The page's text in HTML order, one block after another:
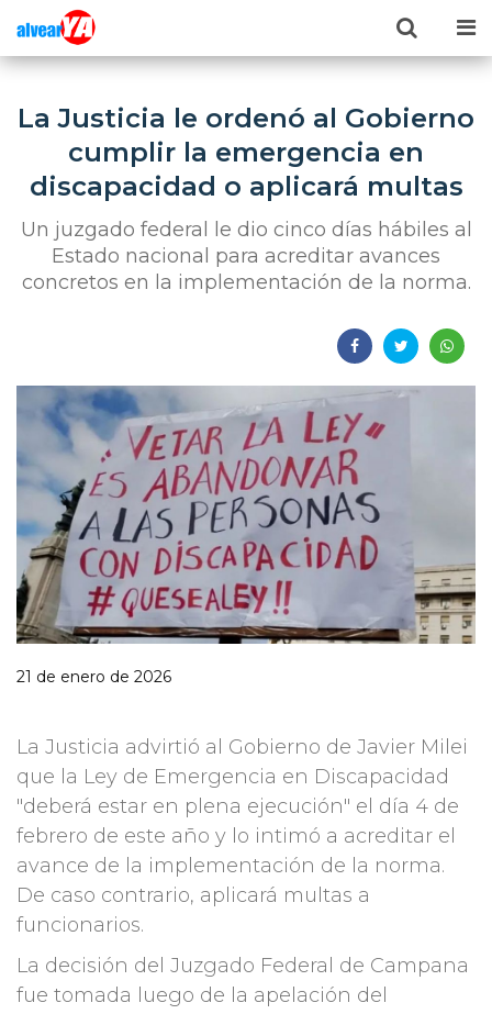
La Justicia le ordenó al Gobierno
cumplir la emergencia en
discapacidad o aplicará multas
Un juzgado federal le dio cinco días hábiles al
Estado nacional para acreditar avances
concretos en la implementación de la norma.
21 de enero de 2026
La Justicia advirtió al Gobierno de Javier Milei
que la Ley de Emergencia en Discapacidad
"deberá estar en plena ejecución" el día 4 de
febrero de este año y lo intimó a acreditar el
avance de la implementación de la norma.
De caso contrario, aplicará multas a
funcionarios.
La decisión del Juzgado Federal de Campana
fue tomada luego de la apelación del